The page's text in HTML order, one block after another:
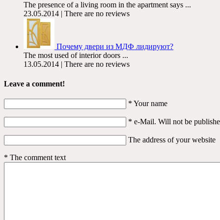
The presence of a living room in the apartment says ...
23.05.2014 | There are no reviews
Почему двери из МДФ лидируют?
The most used of interior doors ...
13.05.2014 | There are no reviews
Leave a comment!
* Your name
* e-Mail. Will not be
The address of your website
* The comment text